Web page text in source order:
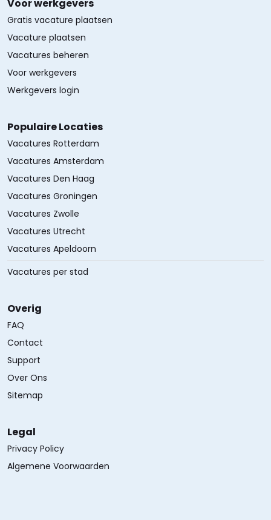
Voor werkgevers
Gratis vacature plaatsen
Vacature plaatsen
Vacatures beheren
Voor werkgevers
Werkgevers login
Populaire Locaties
Vacatures Rotterdam
Vacatures Amsterdam
Vacatures Den Haag
Vacatures Groningen
Vacatures Zwolle
Vacatures Utrecht
Vacatures Apeldoorn
Vacatures per stad
Overig
FAQ
Contact
Support
Over Ons
Sitemap
Legal
Privacy Policy
Algemene Voorwaarden